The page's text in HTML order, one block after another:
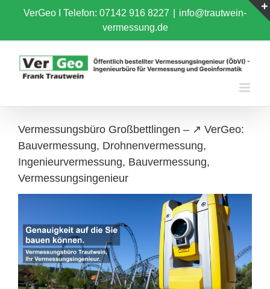
content
VerGeo I Telefon: 07142 916 8227
info@trautwein-
vermessung.de
Vermessungsbüro Großbettlingen – ↗️ VerGeo:
Bauvermessung, Drohnenvermessung,
Ingenieurvermessung, Bauvermessung,
Vermessungsingenieur